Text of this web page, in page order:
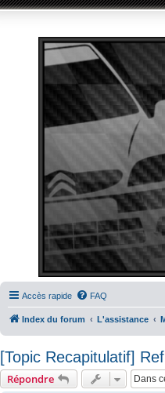
Accès rapide FAQ
Index du forum L'assistance
[Topic Recapitulatif]
Répondre